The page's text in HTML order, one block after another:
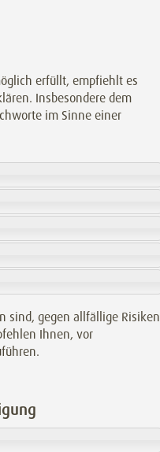
erfüllt, empfiehlt es
Insbesondere dem
im Sinne einer
sind, gegen allfällige Risiken
Ihnen, vor